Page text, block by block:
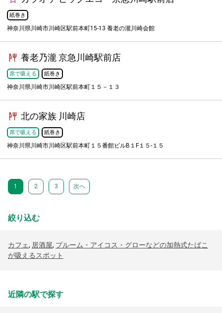
紙巻き
神奈川県川崎市川崎区駅前本町15-13 養老の瀧川崎会館
養老乃瀧 京急川崎駅前店
席で吸える 紙巻き
神奈川県川崎市川崎区駅前本町１５－１３
北の家族 川崎店
席で吸える 紙巻き
神奈川県川崎市川崎区駅前本町１５番館ビルB１F１５-１５
1 2 3 次へ
絞り込む
カフェ, 居酒屋, プルーム・アイコス・グローなどの加熱式たばこ
が吸えるスポット
近隣の駅で探す